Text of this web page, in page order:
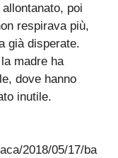
poi
respirava più,
già disperate.
madre ha
dove hanno
inutile.
2018/05/17/ba